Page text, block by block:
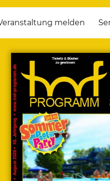
melden